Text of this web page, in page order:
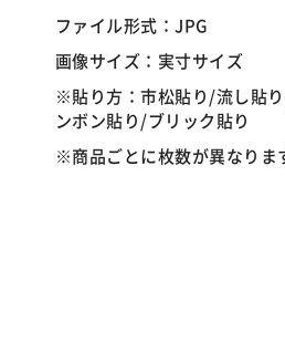
ファイル形式：JPG
画像サイズ：実寸サイズ
※貼り方：市松貼り/流し貼
ンボン貼り/ブリック貼り
※商品ごとに枚数が異なりま